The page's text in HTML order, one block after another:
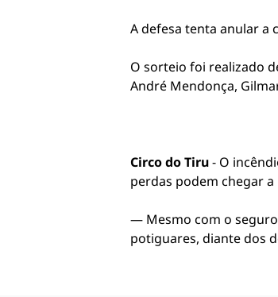
A defesa tenta anular a
O sorteio foi realizado
André Mendonça,
Circo do Tiru- O
perdas podem chegar a
— Mesmo com o
potiguares, diante dos